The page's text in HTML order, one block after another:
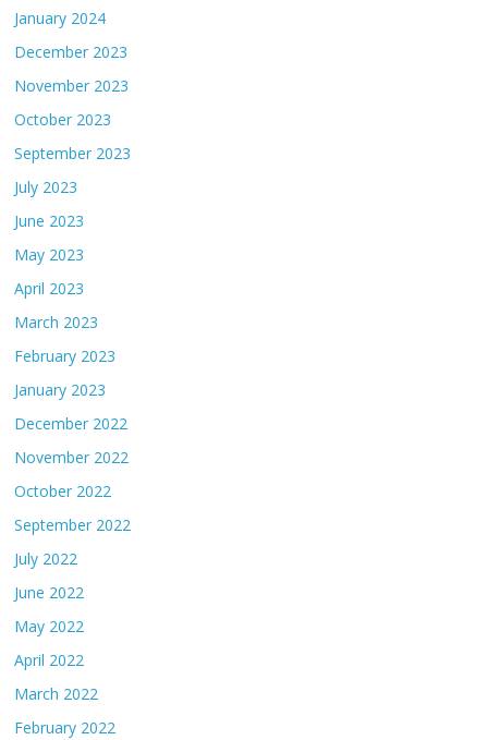
January 2024
December 2023
November 2023
October 2023
September 2023
July 2023
June 2023
May 2023
April 2023
March 2023
February 2023
January 2023
December 2022
November 2022
October 2022
September 2022
July 2022
June 2022
May 2022
April 2022
March 2022
February 2022